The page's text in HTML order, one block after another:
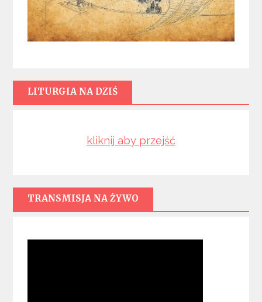
LITURGIA NA DZIŚ
kliknij aby przejść
TRANSMISJA NA ŻYWO